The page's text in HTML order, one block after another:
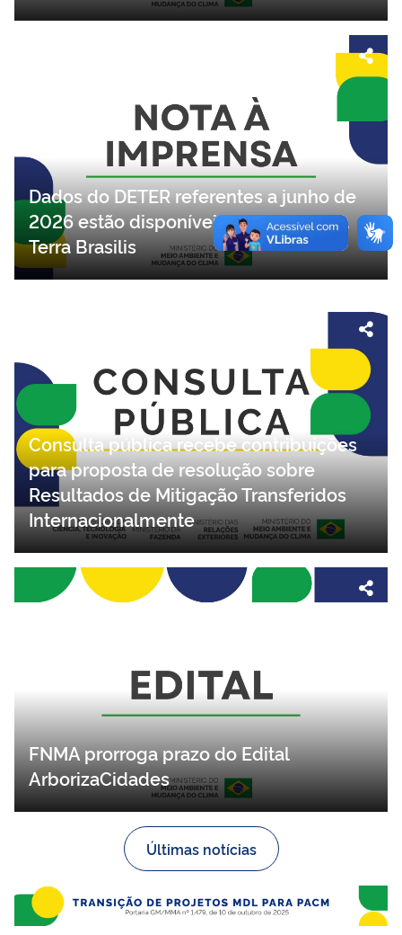
Dados do DETER referentes a junho de
2026 estão disponíveis na plataforma
Terra Brasilis
Consulta pública recebe contribuições
para proposta de resolução sobre
Resultados de Mitigação Transferidos
Internacionalmente
FNMA prorroga prazo do Edital
ArborizaCidades
Últimas notícias